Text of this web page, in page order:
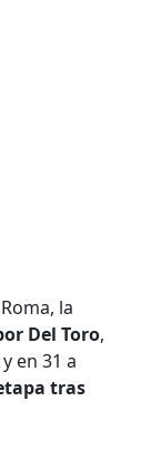
la
Del Toro,
en 31 a
tras